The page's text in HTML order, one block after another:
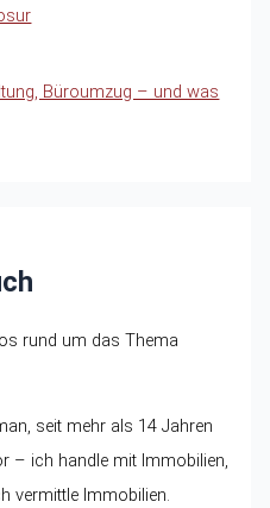
Büroumzug – und was
rund um das Thema
seit mehr als 14 Jahren
– ich handle mit Immobilien,
vermittle Immobilien.